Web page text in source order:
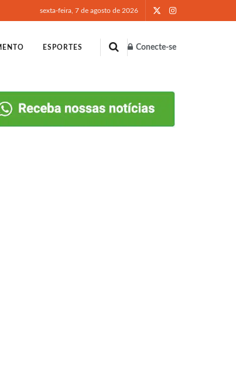
sexta-feira, 7 de agosto de 2026
ESPORTES Conecte-se